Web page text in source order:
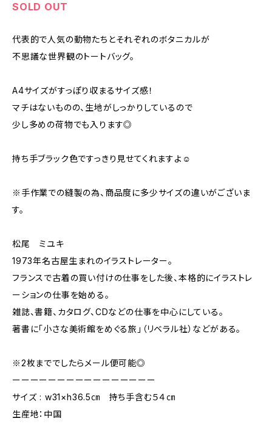
SOLD OUT
代表的で人気の動物たちとそれぞれのボタニカルが
不思議な世界観のトートバッグ。
A4サイズがすっぽり収まるサイズ感！
マチはないものの、生地がしっかりしているので
少し多めの荷物でも入ります◎
持ち手ブラック色ですっきり見せてくれますよ☺︎
※手作業での縫製の為、商品度に多少サイズの違いがございま
す。
松尾 ミユキ
1973年名古屋生まれのイラストレーター。
フランスで古着の買い付けの仕事をした後、本格的にイラストレ
ーションの仕事を始める。
雑誌、書籍、カタログ、CDなどの仕事を中心にしている。
著書に「小さな美術館をめぐる旅」（リベラル社）などがある。
※2枚まででしたらメール便可能◎
ーーーーーーーーーーーーーーーー
サイズ : w31×h36.5㎝ 持ち手含む５４㎝
生産地：中国